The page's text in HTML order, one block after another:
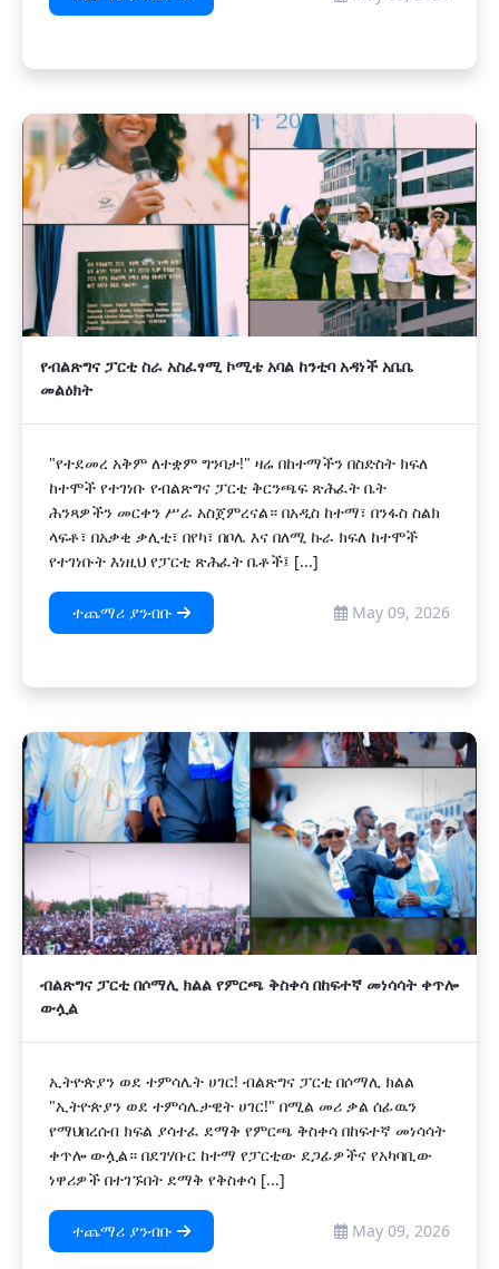
የብልጽግና ፓርቲ ስራ አስፈፃሚ ኮሚቴ አባል ከንቲባ አዳነች አቤቤ
መልዕክት
"የተደመረ አቅም ለተቋም ግንባታ!" ዛሬ በከተማችን በስድስት ክፍለ
ከተሞች የተገነቡ የብልጽግና ፓርቲ ቅርንጫፍ ጽሕፈት ቤት
ሕንጻዎችን መርቀን ሥራ አስጀምረናል። በአዲስ ከተማ፣ በንፋስ ስልክ
ላፍቶ፣ በአቃቂ ቃሊቲ፣ በየካ፣ በቦሌ እና በለሚ ኩራ ክፍለ ከተሞች
የተገነቡት እነዚህ የፓርቲ ጽሕፈት ቤቶች፤ [...]
ተጨማሪ ያንብቡ May 09, 2026
ብልጽግና ፓርቲ በሶማሊ ክልል የምርጫ ቅስቀሳ በከፍተኛ መነሳሳት ቀጥሎ
ውሏል
ኢትዮጵያን ወደ ተምሳሌት ሀገር! ብልጽግና ፓርቲ በሶማሊ ክልል
"ኢትዮጵያን ወደ ተምሳሌታዊት ሀገር!" በሚል መሪ ቃል ሰፊዉን
የማህበረሰብ ክፍል ያሳተፈ ደማቅ የምርጫ ቅስቀሳ በከፍተኛ መነሳሳት
ቀጥሎ ውሏል። በደገሃቡር ከተማ የፓርቲው ደጋፊዎችና የአካባቢው
ነዋሪዎች በተገኙበት ደማቅ የቅስቀሳ [...]
ተጨማሪ ያንብቡ May 09, 2026